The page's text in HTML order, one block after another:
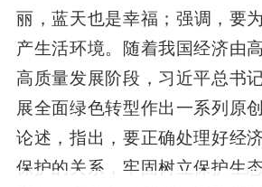
丽，蓝天也是幸福；强调，要
产生活环境。随着我国经济由
高质量发展阶段，习近平总书
展全面绿色转型作出一系列原
论述，指出，要正确处理好经
保护的关系，牢固树立保护生